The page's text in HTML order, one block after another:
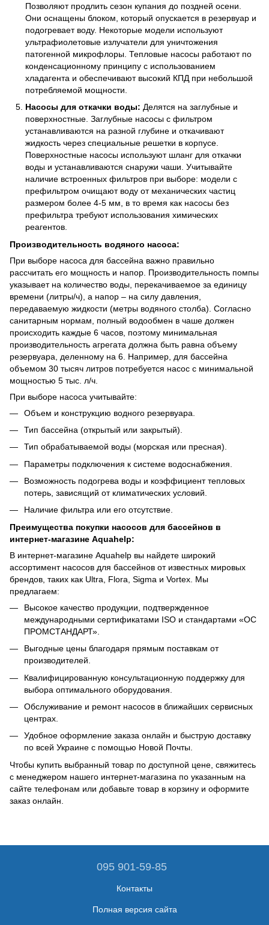
Позволяют продлить сезон купания до поздней осени.
Они оснащены блоком, который опускается в резервуар и
подогревает воду. Некоторые модели используют
ультрафиолетовые излучатели для уничтожения
патогенной микрофлоры. Тепловые насосы работают по
конденсационному принципу с использованием
хладагента и обеспечивают высокий КПД при небольшой
потребляемой мощности.
Насосы для откачки воды: Делятся на заглубные и
поверхностные. Заглубные насосы с фильтром
устанавливаются на разной глубине и откачивают
жидкость через специальные решетки в корпусе.
Поверхностные насосы используют шланг для откачки
воды и устанавливаются снаружи чаши. Учитывайте
наличие встроенных фильтров при выборе: модели с
префильтром очищают воду от механических частиц
размером более 4-5 мм, в то время как насосы без
префильтра требуют использования химических
реагентов.
Производительность водяного насоса:
При выборе насоса для бассейна важно правильно
рассчитать его мощность и напор. Производительность помпы
указывает на количество воды, перекачиваемое за единицу
времени (литры/ч), а напор – на силу давления,
передаваемую жидкости (метры водяного столба). Согласно
санитарным нормам, полный водообмен в чаше должен
происходить каждые 6 часов, поэтому минимальная
производительность агрегата должна быть равна объему
резервуара, деленному на 6. Например, для бассейна
объемом 30 тысяч литров потребуется насос с минимальной
мощностью 5 тыс. л/ч.
При выборе насоса учитывайте:
Объем и конструкцию водного резервуара.
Тип бассейна (открытый или закрытый).
Тип обрабатываемой воды (морская или пресная).
Параметры подключения к системе водоснабжения.
Возможность подогрева воды и коэффициент тепловых
потерь, зависящий от климатических условий.
Наличие фильтра или его отсутствие.
Преимущества покупки насосов для бассейнов в
интернет-магазине Aquahelp:
В интернет-магазине Aquahelp вы найдете широкий
ассортимент насосов для бассейнов от известных мировых
брендов, таких как Ultra, Flora, Sigma и Vortex. Мы
предлагаем:
Высокое качество продукции, подтвержденное
международными сертификатами ISO и стандартами «ОС
ПРОМСТАНДАРТ».
Выгодные цены благодаря прямым поставкам от
производителей.
Квалифицированную консультационную поддержку для
выбора оптимального оборудования.
Обслуживание и ремонт насосов в ближайших сервисных
центрах.
Удобное оформление заказа онлайн и быструю доставку
по всей Украине с помощью Новой Почты.
Чтобы купить выбранный товар по доступной цене, свяжитесь
с менеджером нашего интернет-магазина по указанным на
сайте телефонам или добавьте товар в корзину и оформите
заказ онлайн.
095 901-59-85
Контакты
Полная версия сайта